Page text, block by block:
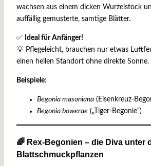
wachsen aus einem dicken Wurzelstock
auffällig gemusterte, samtige Blätter.
✅ Ideal für Anfänger!
💡 Pflegeleicht, brauchen nur etwas
einen hellen Standort ohne direkte Sonne.
Beispiele:
Begonia masoniana (Eisenkreuz-
Begonia bowerae („Tiger-Begonie“)
🌈 Rex-Begonien – die Diva unter
Blattschmuckpflanzen